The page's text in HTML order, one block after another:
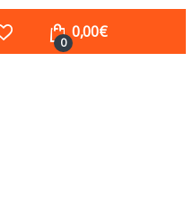
0
0,00€